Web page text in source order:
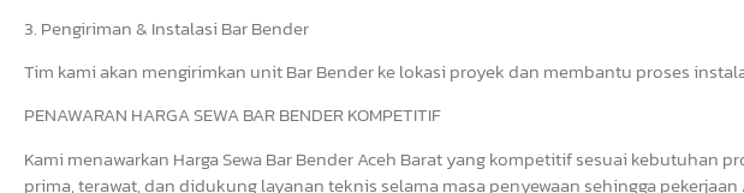
3. Pengiriman & Instalasi Bar Bender
Tim kami akan mengirimkan unit Bar Bender ke lokasi proyek dan membantu proses
PENAWARAN HARGA SEWA BAR BENDER KOMPETITIF
Kami menawarkan Harga Sewa Bar Bender Aceh Barat yang kompetitif sesuai kebutuhan
prima, terawat, dan didukung layanan teknis selama masa penyewaan sehingga